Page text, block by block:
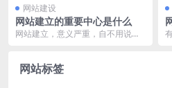
网站建设
网站建立的重要中心是什么
网站建立，意义严重，自不用说。
网站标签